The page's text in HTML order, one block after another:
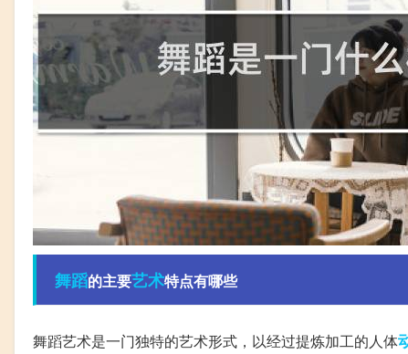
舞蹈的主要艺术特点有哪些
舞蹈艺术是一门独特的艺术形式，以经过提炼加工的人体